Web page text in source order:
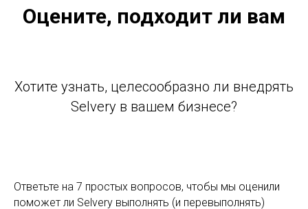
Оцените, подходит ли вам
Хотите узнать, целесообразно ли внедрять
Selvery в вашем бизнесе?
Ответьте на 7 простых вопросов, чтобы мы оценили
поможет ли Selvery выполнять (и перевыполнять)